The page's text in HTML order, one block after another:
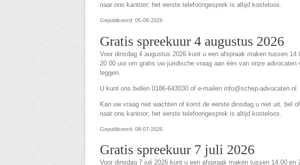
naar ons kantoor; het eerste telefoongesprek is altijd kosteloos.
Gepubliceerd: 05-08-2026
Gratis spreekuur 4 augustus 2026
Voor dinsdag 4 augustus 2026 kunt u een afspraak maken tussen
20.00 uur om gratis uw juridische vraag aan één van onze advocaten
leggen.
U kunt ons bellen 0186-643030 of e-mailen info@schep-advocaten.nl.
Kan uw vraag niet wachten of komt de eerste dinsdag u niet uit, bel of
naar ons kantoor; het eerste telefoongesprek is altijd kosteloos.
Gepubliceerd: 08-07-2026
Gratis spreekuur 7 juli 2026
Voor dinsdag 7 juli 2026 kunt u een afspraak maken tussen 14.00 en